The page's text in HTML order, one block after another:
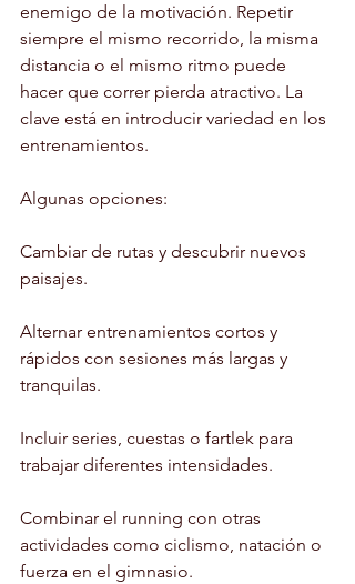
enemigo de la motivación. Repetir
siempre el mismo recorrido, la misma
distancia o el mismo ritmo puede
hacer que correr pierda atractivo. La
clave está en introducir variedad en los
entrenamientos.
Algunas opciones:
Cambiar de rutas y descubrir nuevos
paisajes.
Alternar entrenamientos cortos y
rápidos con sesiones más largas y
tranquilas.
Incluir series, cuestas o fartlek para
trabajar diferentes intensidades.
Combinar el running con otras
actividades como ciclismo, natación o
fuerza en el gimnasio.